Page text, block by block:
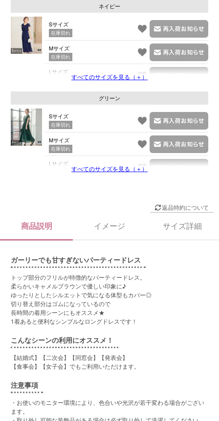
ネイビー
Sサイズ
在庫切れ
Mサイズ
在庫切れ
Lサイズ
すべてのサイズを見る（＋）
グリーン
Sサイズ
在庫切れ
Mサイズ
在庫切れ
Lサイズ
すべてのサイズを見る（＋）
返品特約について
商品説明 イメージ サイズ詳細
ガーリーでも甘すぎないパーティードレス
トップ部分のフリルが特徴的なパーティードレス。
柔らかいキャメルブラウンで優しい印象に♪
ゆったりとしたシルエットで気になる体型もカバー◎
切り替え部分はゴムになっているので
長時間の着用シーンにもオススメ★
1着あると便利なシンプルなロングドレスです！
こんなシーンの利用にオススメ！
【結婚式】【二次会】【同窓会】【発表会】
【食事会】【女子会】でもご利用いただけます。
注意事項
・お使いのモニター環境により、色合いや光沢が若干変わる場合がござい
ます。